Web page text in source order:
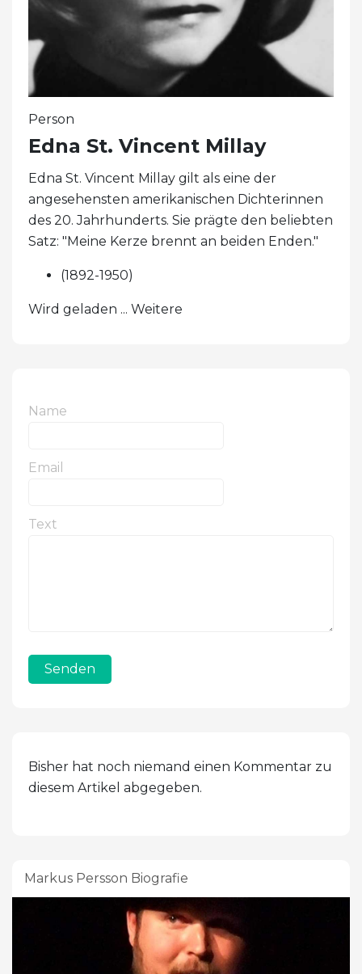
Person
Edna St. Vincent Millay
Edna St. Vincent Millay gilt als eine der
angesehensten amerikanischen Dichterinnen
des 20. Jahrhunderts. Sie prägte den beliebten
Satz: "Meine Kerze brennt an beiden Enden."
(1892-1950)
Wird geladen ... Weitere
Name
Email
Text
Senden
Bisher hat noch niemand einen Kommentar zu
diesem Artikel abgegeben.
Markus Persson Biografie